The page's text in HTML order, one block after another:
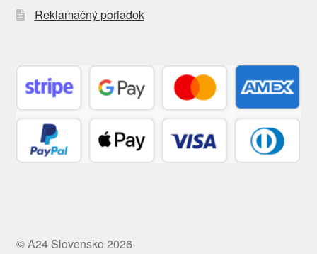
Reklamačný poriadok
© A24 Slovensko 2026